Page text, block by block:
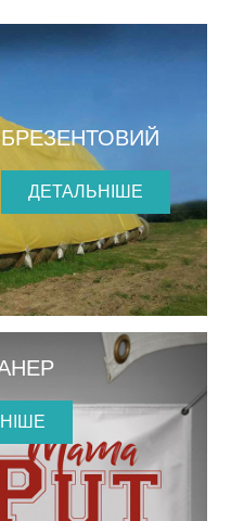
БРЕЗЕНТОВИЙ
ДЕТАЛЬНІШЕ